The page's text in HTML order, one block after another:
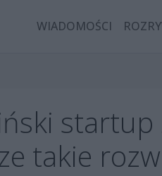
WIADOMOŚCI
takie